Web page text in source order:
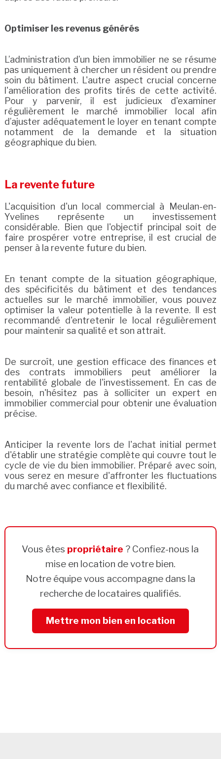
Optimiser les revenus générés
L’administration d’un bien immobilier ne se résume
pas uniquement à chercher un résident ou prendre
soin du bâtiment. L'autre aspect crucial concerne
l'amélioration des profits tirés de cette activité.
Pour y parvenir, il est judicieux d'examiner
régulièrement le marché immobilier local afin
d’ajuster adéquatement le loyer en tenant compte
notamment de la demande et la situation
géographique du bien.
La revente future
L'acquisition d'un local commercial à Meulan-en-
Yvelines représente un investissement
considérable. Bien que l'objectif principal soit de
faire prospérer votre entreprise, il est crucial de
penser à la revente future du bien.
En tenant compte de la situation géographique,
des spécificités du bâtiment et des tendances
actuelles sur le marché immobilier, vous pouvez
optimiser la valeur potentielle à la revente. Il est
recommandé d'entretenir le local régulièrement
pour maintenir sa qualité et son attrait.
De surcroît, une gestion efficace des finances et
des contrats immobiliers peut améliorer la
rentabilité globale de l'investissement. En cas de
besoin, n'hésitez pas à solliciter un expert en
immobilier commercial pour obtenir une évaluation
précise.
Anticiper la revente lors de l'achat initial permet
d'établir une stratégie complète qui couvre tout le
cycle de vie du bien immobilier. Préparé avec soin,
vous serez en mesure d'affronter les fluctuations
du marché avec confiance et flexibilité.
Vous êtes propriétaire ? Confiez-nous la
mise en location de votre bien.
Notre équipe vous accompagne dans la
recherche de locataires qualifiés.
Mettre mon bien en location